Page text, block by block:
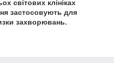
світових клініках
застосовують для
захворювань.